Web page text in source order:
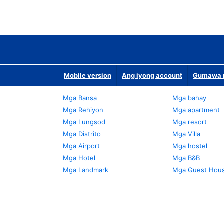
Mobile version Ang iyong account Gumawa
Mga Bansa
Mga Rehiyon
Mga Lungsod
Mga Distrito
Mga Airport
Mga Hotel
Mga Landmark
Mga bahay
Mga apartment
Mga resort
Mga Villa
Mga hostel
Mga B&B
Mga Guest